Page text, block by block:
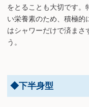
をとることも大切です。
い栄養素のため、積極的
はシャワーだけで済まさ
う。
◆下半身型